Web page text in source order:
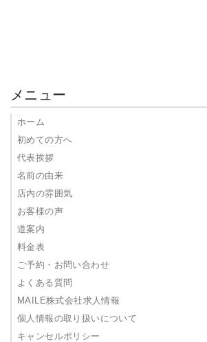
メニュー
ホーム
初めての方へ
代表挨拶
名前の由来
店内の雰囲気
お客様の声
道案内
料金表
ご予約・お問い合わせ
よくある質問
MAILE株式会社求人情報
個人情報の取り扱いについて
キャンセルポリシー